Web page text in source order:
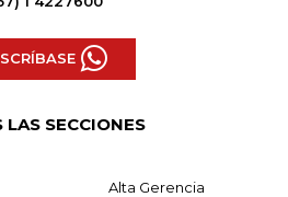
LAS SECCIONES
Alta Gerencia